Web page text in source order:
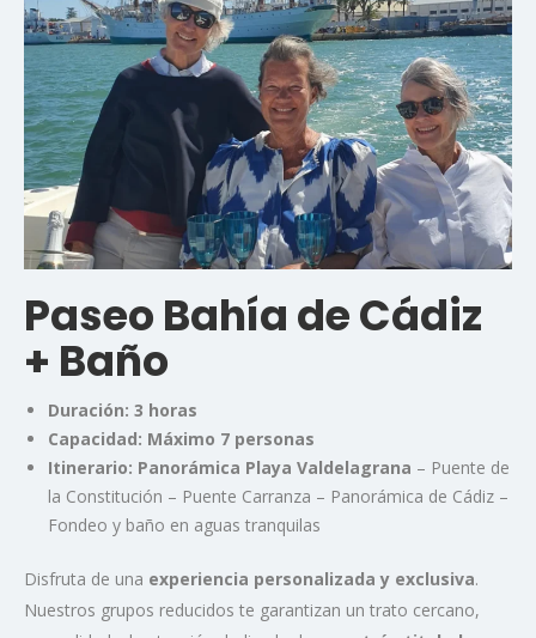
Paseo Bahía de Cádiz
+ Baño
Duración: 3 horas
Capacidad: Máximo 7 personas
Itinerario: Panorámica Playa Valdelagrana – Puente de
la Constitución – Puente Carranza – Panorámica de Cádiz –
Fondeo y baño en aguas tranquilas
Disfruta de una experiencia personalizada y exclusiva.
Nuestros grupos reducidos te garantizan un trato cercano,